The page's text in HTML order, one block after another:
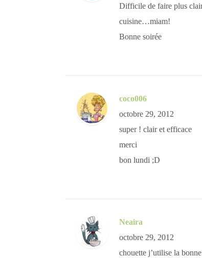
Difficile de faire plus
cuisine…miam!
Bonne soirée
coco006
octobre 29, 2012
super ! clair et efficace
merci
bon lundi ;D
Neaira
octobre 29, 2012
chouette j’utilise la